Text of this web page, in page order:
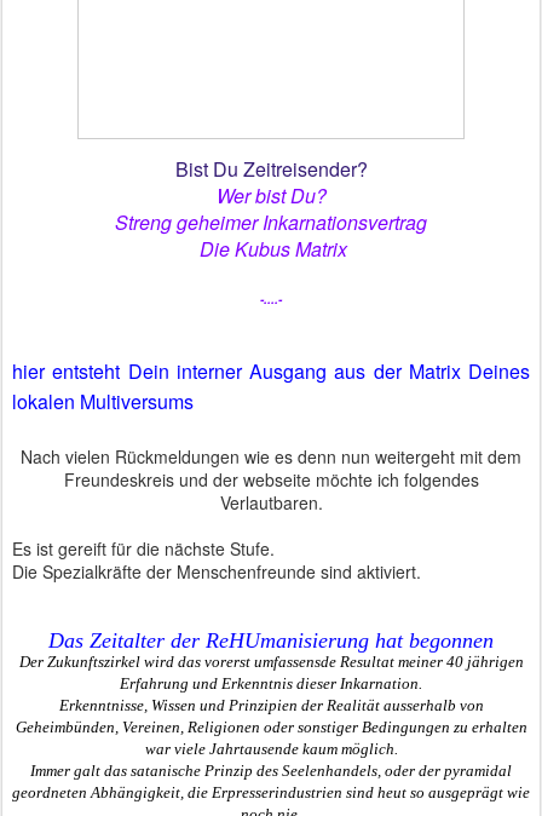
Bist Du Zeitreisender?
Wer bist Du?
Streng geheimer Inkarnationsvertrag
Die Kubus Matrix
-....-
hier entsteht Dein interner Ausgang aus der Matrix Deines
lokalen Multiversums
Nach vielen Rückmeldungen wie es denn nun weitergeht mit dem
Freundeskreis und der webseite möchte ich folgendes
Verlautbaren.
Es ist gereift für die nächste Stufe.
Die Spezialkräfte der Menschenfreunde sind aktiviert.
Das Zeitalter der ReHUmanisierung hat begonnen
Der Zukunftszirkel wirddas vorerst umfassensde Resultat meiner 40 jährigen
Erfahrung und Erkenntnis dieser Inkarnation.
Erkenntnisse, Wissen und Prinzipien der Realität ausserhalb von
Geheimbünden, Vereinen, Religionen oder sonstiger Bedingungen zu erhalten
war viele Jahrtausende kaum möglich.
Immer galt das satanische Prinzip des Seelenhandels, oder der pyramidal
geordneten Abhängigkeit, die Erpresserindustrien sind heut so ausgeprägt wie